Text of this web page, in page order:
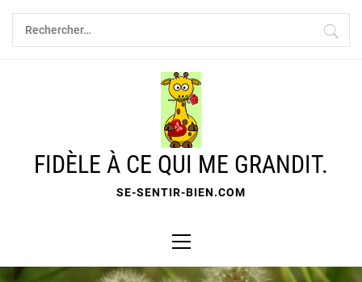
Skip
content
Rechercher :
FIDÈLE À CE QUI ME GRANDIT.
SE-SENTIR-BIEN.COM
Menu